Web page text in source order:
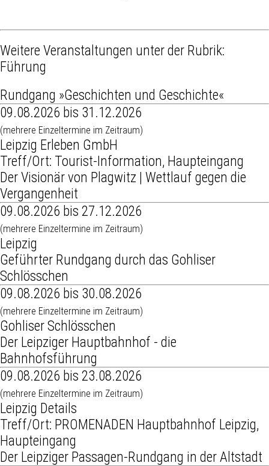
Weitere Veranstaltungen unter der Rubrik:
Führung
Rundgang »Geschichten und Geschichte«
09.08.2026 bis 31.12.2026
(mehrere Einzeltermine im Zeitraum)
Leipzig Erleben GmbH
Treff/Ort: Tourist-Information, Haupteingang
Der Visionär von Plagwitz | Wettlauf gegen die
Vergangenheit
09.08.2026 bis 27.12.2026
(mehrere Einzeltermine im Zeitraum)
Leipzig
Geführter Rundgang durch das Gohliser
Schlösschen
09.08.2026 bis 30.08.2026
(mehrere Einzeltermine im Zeitraum)
Gohliser Schlösschen
Der Leipziger Hauptbahnhof - die
Bahnhofsführung
09.08.2026 bis 23.08.2026
(mehrere Einzeltermine im Zeitraum)
Leipzig Details
Treff/Ort: PROMENADEN Hauptbahnhof Leipzig,
Haupteingang
Der Leipziger Passagen-Rundgang in der Altstadt